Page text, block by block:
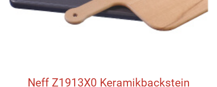
Neff Z1913X0 Keramikbackstein